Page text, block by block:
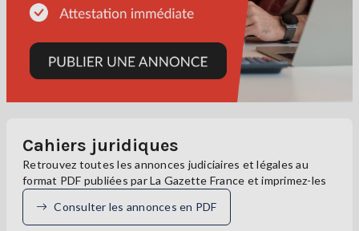
Cahiers juridiques
Retrouvez toutes les annonces judiciaires et légales au
format PDF publiées par La Gazette France et imprimez-les
Consulter les annonces en PDF